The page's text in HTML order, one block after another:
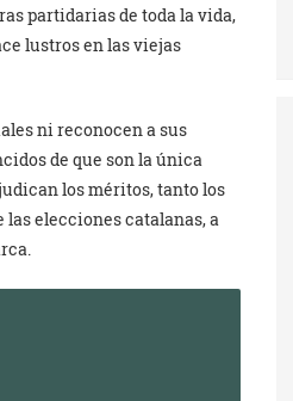
partidarias de toda la vida,
lustros en las viejas
ni reconocen a sus
de que son la única
los méritos, tanto los
las elecciones catalanas, a